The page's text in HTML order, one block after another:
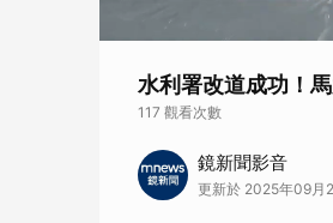
水利署改道成功！
117 觀看次數
災後第7天傳來好消息，水
水患風險，也能提升救災效
（29日）早上，工程進度
鏡新聞影音
更新於 2025年09月